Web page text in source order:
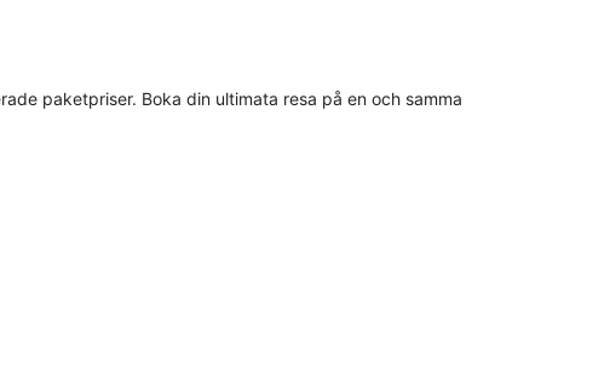
paketpriser. Boka din ultimata resa på en och samma